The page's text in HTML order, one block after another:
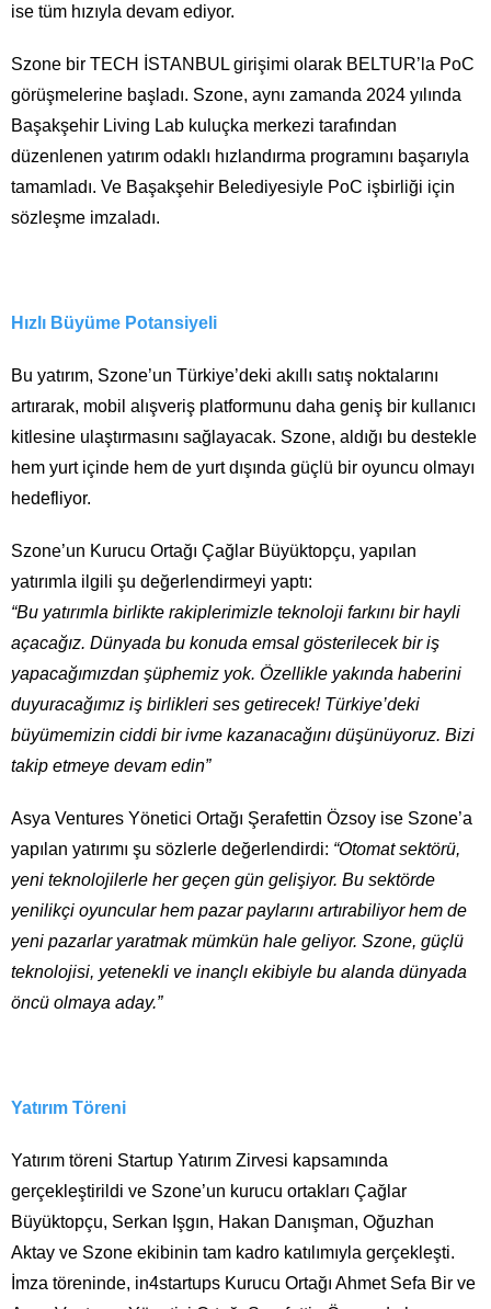
ise tüm hızıyla devam ediyor.
Szone bir TECH İSTANBUL girişimi olarak BELTUR’la PoC
görüşmelerine başladı. Szone, aynı zamanda 2024 yılında
Başakşehir Living Lab kuluçka merkezi tarafından
düzenlenen yatırım odaklı hızlandırma programını başarıyla
tamamladı. Ve Başakşehir Belediyesiyle PoC işbirliği için
sözleşme imzaladı.
Hızlı Büyüme Potansiyeli
Bu yatırım, Szone’un Türkiye’deki akıllı satış noktalarını
artırarak, mobil alışveriş platformunu daha geniş bir kullanıcı
kitlesine ulaştırmasını sağlayacak. Szone, aldığı bu destekle
hem yurt içinde hem de yurt dışında güçlü bir oyuncu olmayı
hedefliyor.
Szone’un Kurucu Ortağı Çağlar Büyüktopçu, yapılan
yatırımla ilgili şu değerlendirmeyi yaptı:
“Bu yatırımla birlikte rakiplerimizle teknoloji farkını bir hayli
açacağız. Dünyada bu konuda emsal gösterilecek bir iş
yapacağımızdan şüphemiz yok. Özellikle yakında haberini
duyuracağımız iş birlikleri ses getirecek! Türkiye’deki
büyümemizin ciddi bir ivme kazanacağını düşünüyoruz. Bizi
takip etmeye devam edin”
Asya Ventures Yönetici Ortağı Şerafettin Özsoy ise Szone’a
yapılan yatırımı şu sözlerle değerlendirdi: “Otomat sektörü,
yeni teknolojilerle her geçen gün gelişiyor. Bu sektörde
yenilikçi oyuncular hem pazar paylarını artırabiliyor hem de
yeni pazarlar yaratmak mümkün hale geliyor. Szone, güçlü
teknolojisi, yetenekli ve inançlı ekibiyle bu alanda dünyada
öncü olmaya aday.”
Yatırım Töreni
Yatırım töreni Startup Yatırım Zirvesi kapsamında
gerçekleştirildi ve Szone’un kurucu ortakları Çağlar
Büyüktopçu, Serkan Işgın, Hakan Danışman, Oğuzhan
Aktay ve Szone ekibinin tam kadro katılımıyla gerçekleşti.
İmza töreninde, in4startups Kurucu Ortağı Ahmet Sefa Bir ve